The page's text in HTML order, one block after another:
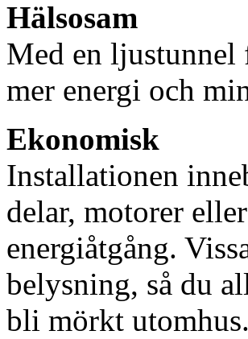
Hälsosam
Med en ljustunnel
mer energi och
Ekonomisk
Installationen
delar, motorer
energiåtgång.
belysning, så du
bli mörkt utomhus.